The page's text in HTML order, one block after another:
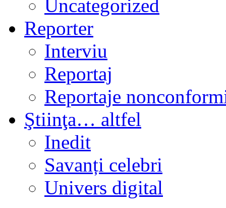
Uncategorized
Reporter
Interviu
Reportaj
Reportaje
Ştiinţa… altfel
Inedit
Savanți celebri
Univers digital